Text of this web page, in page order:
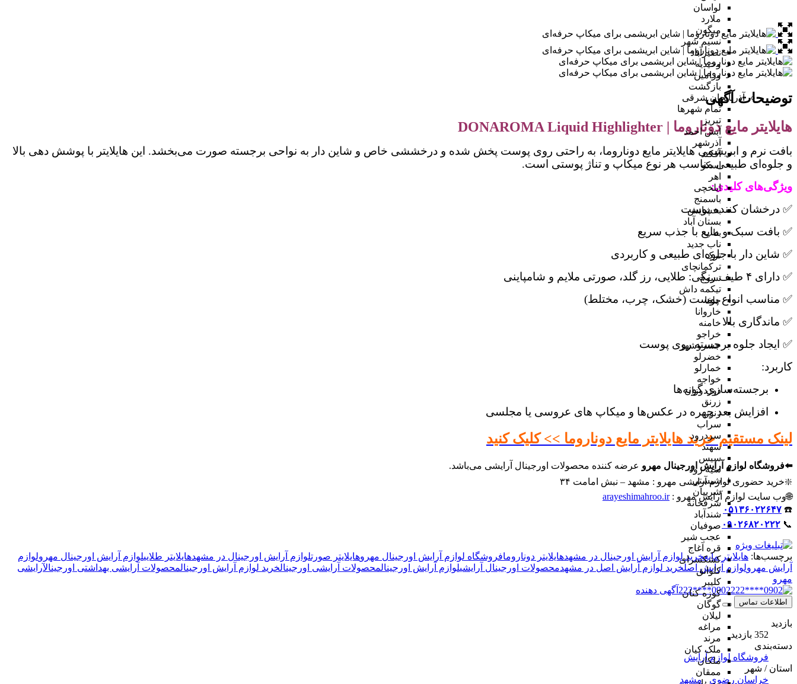
لواسان
ملارد
میگون
نسیم شهر
نصیرآباد
وحیدیه
ورامین
بازگشت
آذربایجان شرقی
تمام شهر‌ها
تبریز
آبش احمد
آذرشهر
آقکند
اسکو
اهر
ایلخچی
باسمنج
بخشایش
بستان آباد
بناب
ناب جدید
ترک
ترکمانچای
تسوج
تیکمه داش
جلفا
خاروانا
خامنه
خراجو
خسروشهر
خضرلو
خمارلو
خواجه
دوزدوزان
زرنق
زنوز
سراب
سردرود
سهند
سیس
سیه رود
شبستر
شربیان
شرفخانه
شندآباد
صوفیان
عجب شیر
قره آغاج
کشکسرای
کلوانق
کلیبر
کوزه کنان
گوگان
لیلان
مراغه
مرند
ملک کیان
ملکان
ممقان
توضیحات آگهی
هایلایتر مایع دوناروما | DONAROMA Liquid Highlighter
بافت نرم و ابریشمی هایلایتر مایع دوناروما، به راحتی روی پوست پخش شده و درخششی خاص و شاین دار به نواحی برجسته صورت می‌بخشد. این هایلایتر با پوشش دهی بالا
و جلوه‌ای طبیعی مناسب هر نوع میکاپ و تناژ پوستی است.
ویژگی‌های کلیدی:
✅ درخشان کننده پوست
✅ بافت سبک و مایع با جذب سریع
✅ شاین دار با جلوه‌ای طبیعی و کاربردی
✅ دارای ۴ طیف رنگی: طلایی، رز گلد، صورتی ملایم و شامپاینی
✅ مناسب انواع پوست (خشک، چرب، مختلط)
✅ ماندگاری بالا
✅ ایجاد جلوه برجسته روی پوست
کاربرد:
برجسته‌سازی گونه‌ها
افزایش بعد چهره در عکس‌ها و میکاپ های عروسی یا مجلسی
لینک مستقیم خرید هایلایتر مایع دوناروما >> کلیک کنید
⬅️فروشگاه لوازم آرایش اورجینال مهرو عرضه کننده محصولات اورجینال آرایشی می‌باشد.
❇️خرید حضوری لوازم آرایشی مهرو : مشهد – نبش امامت ۳۴
🌐وب سایت لوازم آرایش مهرو :arayeshimahroo.ir
☎️ ۰۵۱۳۶۰۲۲۶۴۷
📞 ۰۹۰۲۶۸۲۰۲۲۲
برچسب‌ها: هایلایتر مایعخرید لوازم آرایش اورجینال در مشهدهایلایتر دونارومافروشگاه لوازم آرایش اورجینال مهروهایلایتر صورتلوازم آرایش اورجینال در مشهدهایلایتر طلاییلوازم آرایش اورجینال مهرولوازم
آرایش مهرولوازم آرایش اصلخرید لوازم آرایش اصل در مشهدمحصولات اورجینال آرایشیلوازم آرایش اورجینالمحصولات آرایشی اورجینالخرید لوازم آرایش اورجینالمحصولات آرایشی بهداشتی اورجینالآرایشی
مهرو
0902****222
آگهی دهنده
اطلاعات تماس
بازدید
352 بازدید
دسته‌بندی
فروشگاه لوازم آرایش
استان / شهر
خراسان رضوی ,مشهد